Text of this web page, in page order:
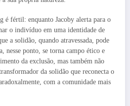
é fértil: enquanto Jacoby alerta para o
o indivíduo em uma identidade de
a solidão, quando atravessada, pode
nesse ponto, se torna campo ético e
da exclusão, mas também não
da solidão que reconecta o
com a comunidade mais